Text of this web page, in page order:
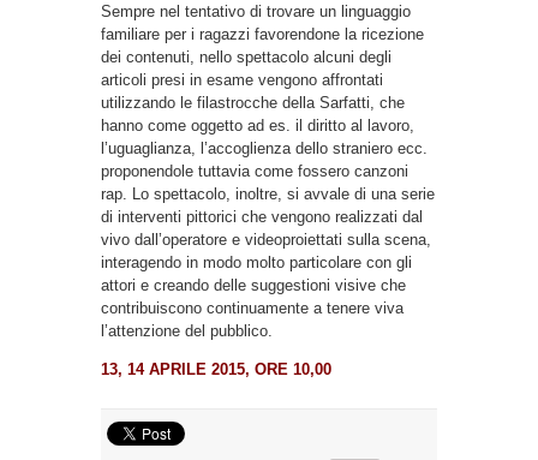
Sempre nel tentativo di trovare un linguaggio
familiare per i ragazzi favorendone la ricezione
dei contenuti, nello spettacolo alcuni degli
articoli presi in esame vengono affrontati
utilizzando le filastrocche della Sarfatti, che
hanno come oggetto ad es. il diritto al lavoro,
l’uguaglianza, l’accoglienza dello straniero ecc.
proponendole tuttavia come fossero canzoni
rap. Lo spettacolo, inoltre, si avvale di una serie
di interventi pittorici che vengono realizzati dal
vivo dall’operatore e videoproiettati sulla scena,
interagendo in modo molto particolare con gli
attori e creando delle suggestioni visive che
contribuiscono continuamente a tenere viva
l’attenzione del pubblico.
13, 14 APRILE 2015, ORE 10,00